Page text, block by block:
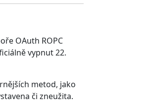
OAuth ROPC
vypnut 22.
metod, jako
či zneužita.